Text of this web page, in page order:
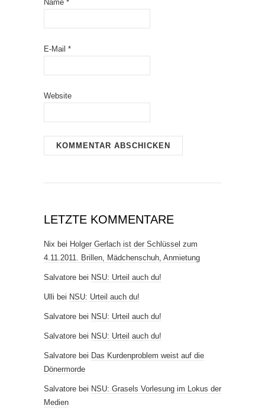
Name *
E-Mail *
Website
LETZTE KOMMENTARE
Nix bei Holger Gerlach ist der Schlüssel zum
4.11.2011. Brillen, Mädchenschuh, Anmietung
Salvatore bei NSU: Urteil auch du!
Ulli bei NSU: Urteil auch du!
Salvatore bei NSU: Urteil auch du!
Salvatore bei NSU: Urteil auch du!
Salvatore bei Das Kurdenproblem weist auf die
Dönermorde
Salvatore bei NSU: Grasels Vorlesung im Lokus der
Medien